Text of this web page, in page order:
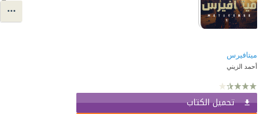
ميتافيرس
أحمد الزيني
تحميل الكتاب